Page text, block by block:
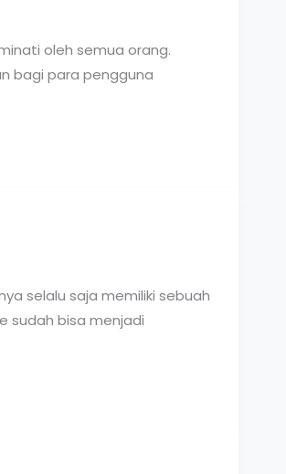
oleh semua orang.
bagi para pengguna
selalu saja memiliki sebuah
sudah bisa menjadi